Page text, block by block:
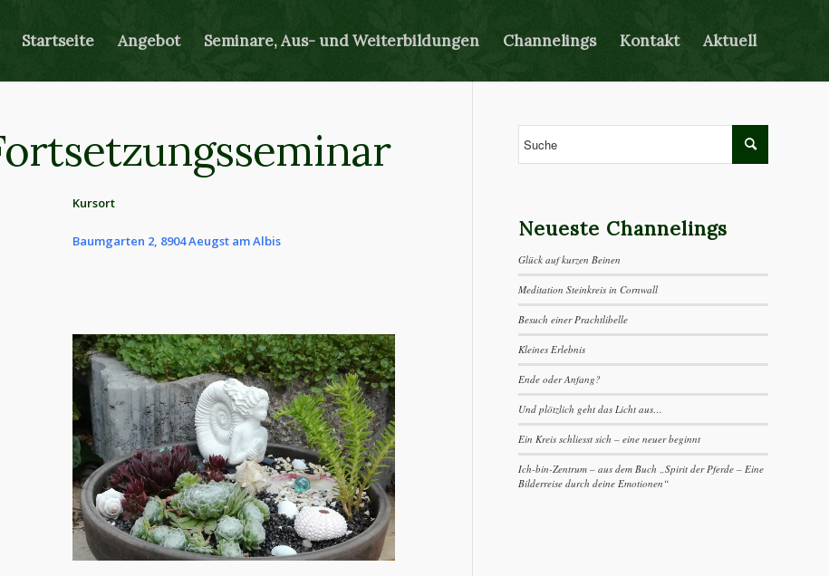
Startseite Angebot Seminare, Aus- und Weiterbildungen Channelings Kontakt Aktuell
Kursort
Baumgarten 2, 8904 Aeugst am Albis Neueste Channelings
Glück auf kurzen Beinen
Meditation Steinkreis in Cornwall
Besuch einer Prachtlibelle
Kleines Erlebnis
Ende oder Anfang?
Und plötzlich geht das Licht aus…
Ein Kreis schliesst sich – eine neuer beginnt
Ich-bin-Zentrum – aus dem Buch „Spirit der Pferde – Eine
Bilderreise durch deine Emotionen“